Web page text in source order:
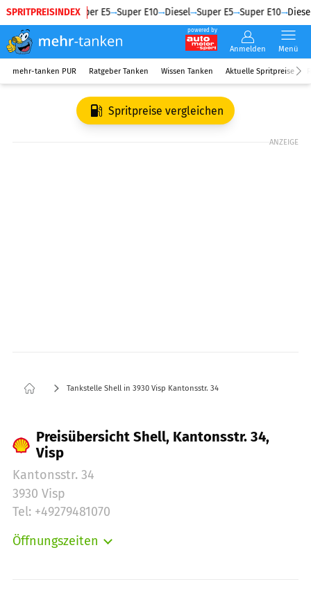
SPRITPREISINDEX
Diesel Super E5 Super E10 Diesel Super E5 Super E10 Diesel
powered by
Anmelden Menü
mehr-tanken PUR Ratgeber Tanken Wissen Tanken Aktuelle Spritpreise
Spritpreise vergleichen
ANZEIGE
Tankstelle Shell in 3930 Visp Kantonsstr. 34
Preisübersicht Shell, Kantonsstr. 34,
Visp
Kantonsstr. 34
3930 Visp
Tel: +49279481070
Öffnungszeiten